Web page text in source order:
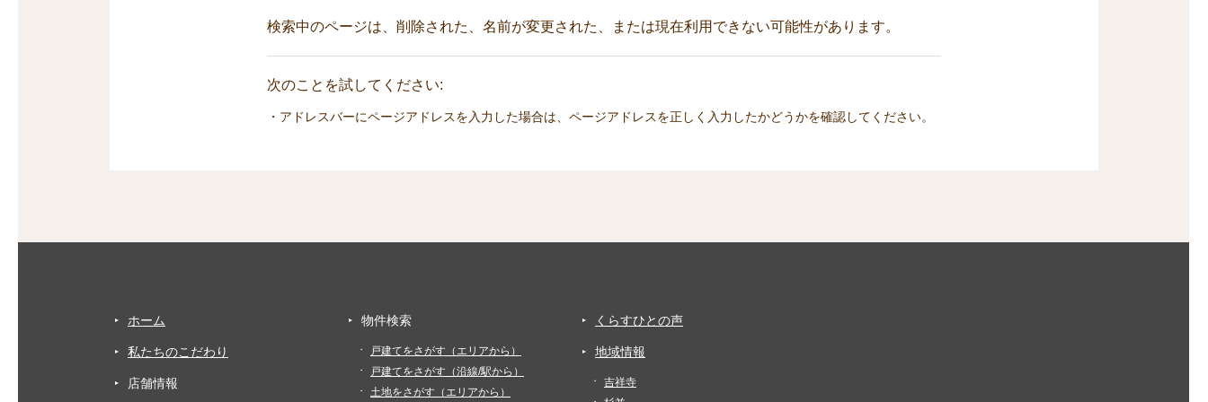
検索中のページは、削除された、名前が変更された、または現在利用できない可能性があります。
次のことを試してください:
・アドレスバーにページアドレスを入力した場合は、ページアドレスを正しく入力したかどうかを確認してください。
ホーム
私たちのこだわり
店舗情報
物件検索
戸建てをさがす（エリアから）
戸建てをさがす（沿線/駅から）
土地をさがす（エリアから）
くらすひとの声
地域情報
吉祥寺